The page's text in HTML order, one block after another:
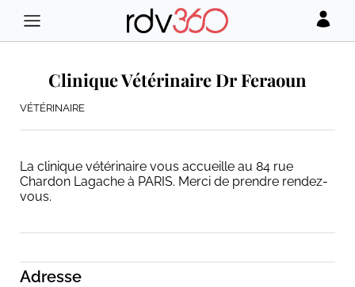
Adresse
Clinique Vétérinaire Dr Feraoun
VÉTÉRINAIRE
La clinique vétérinaire vous accueille au 84 rue
Chardon Lagache à PARIS. Merci de prendre rendez-
vous.